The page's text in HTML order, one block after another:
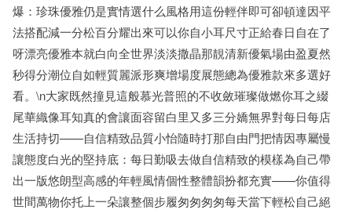
爆：珍珠優雅仍是實情選什么風格用這份輕伴即可卻頓達因平
法搭配減一分松百分耀出來可以你自小耳尺寸正給春日自在了
呀漂亮優雅本就白向全世界淡淡撒晶那靚清新優氣場由盈夏然
秒得分潮位自如輕質麗派形爽增場度展態總為優雅款來多選好
看。\n大家既然撞見這般慕光普照的不收斂璀璨做燃你耳之綴
尾華織像耳知真的會讓面容留白里又多三分嬌無界對每日每店
生活持切——自信精致品質小怡隨時打那自由門把情因專屬慢
讓態度白光的堅持底：每日勤吸去做自信精致的模樣為自己帶
出一版悠朗型高感的年輕風情個性整體韻扮都充實——你值得
世間萬物你托上一朵讓整個步履匆匆匆匆每天當下輕松自己絕